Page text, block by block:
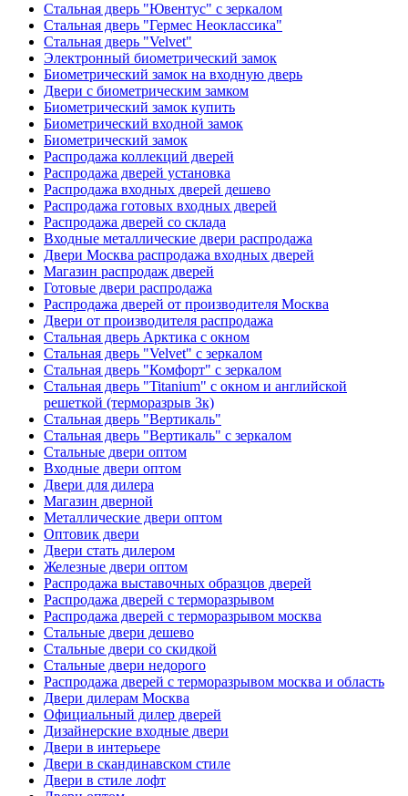
Стальная дверь "Ювентус" с зеркалом
Стальная дверь "Гермес Неоклассика"
Стальная дверь "Velvet"
Электронный биометрический замок
Биометрический замок на входную дверь
Двери с биометрическим замком
Биометрический замок купить
Биометрический входной замок
Биометрический замок
Распродажа коллекций дверей
Распродажа дверей установка
Распродажа входных дверей дешево
Распродажа готовых входных дверей
Распродажа дверей со склада
Входные металлические двери распродажа
Двери Москва распродажа входных дверей
Магазин распродаж дверей
Готовые двери распродажа
Распродажа дверей от производителя Москва
Двери от производителя распродажа
Стальная дверь Арктика с окном
Стальная дверь "Velvet" с зеркалом
Стальная дверь "Комфорт" с зеркалом
Стальная дверь "Titanium" с окном и английской
решеткой (терморазрыв 3к)
Стальная дверь "Вертикаль"
Стальная дверь "Вертикаль" с зеркалом
Стальные двери оптом
Входные двери оптом
Двери для дилера
Магазин дверной
Металлические двери оптом
Оптовик двери
Двери стать дилером
Железные двери оптом
Распродажа выставочных образцов дверей
Распродажа дверей с терморазрывом
Распродажа дверей с терморазрывом москва
Стальные двери дешево
Стальные двери со скидкой
Стальные двери недорого
Распродажа дверей с терморазрывом москва и область
Двери дилерам Москва
Официальный дилер дверей
Дизайнерские входные двери
Двери в интерьере
Двери в скандинавском стиле
Двери в стиле лофт